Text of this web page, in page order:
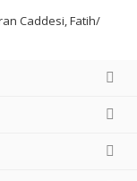
Caddesi, Fatih/